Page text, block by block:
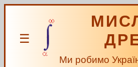
☰
Ми робимо